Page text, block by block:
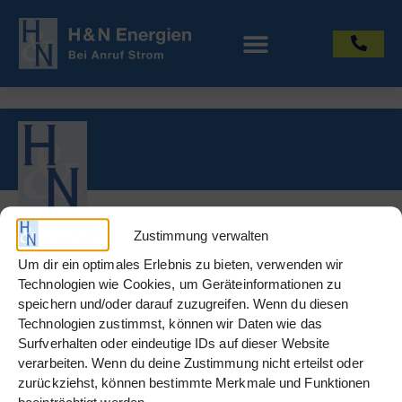
Zustimmung verwalten
Um dir ein optimales Erlebnis zu bieten, verwenden wir
Technologien wie Cookies, um Geräteinformationen zu
speichern und/oder darauf zuzugreifen. Wenn du diesen
Technologien zustimmst, können wir Daten wie das
Surfverhalten oder eindeutige IDs auf dieser Website
verarbeiten. Wenn du deine Zustimmung nicht erteilst oder
zurückziehst, können bestimmte Merkmale und Funktionen
Info
Datenschutz
Impressum
Social Media